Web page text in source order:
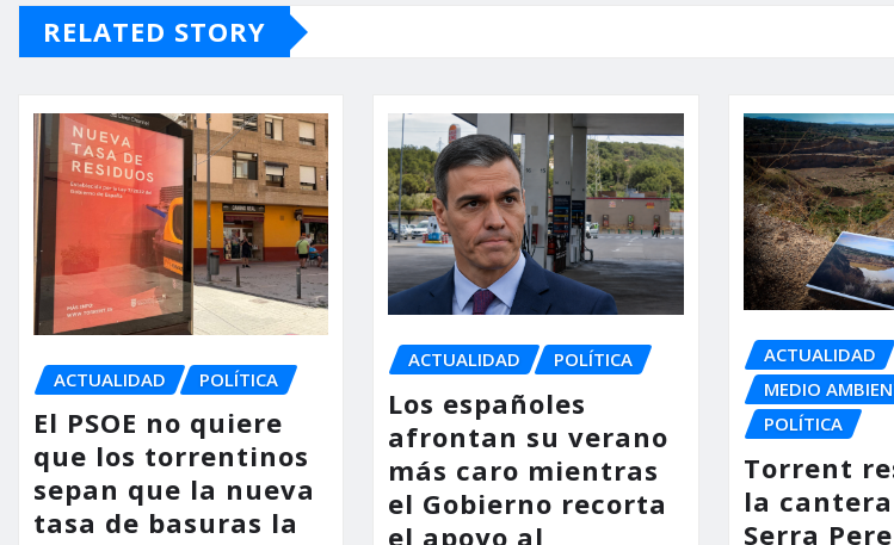
RELATED STORY
ACTUALIDAD POLÍTICA
El PSOE no quiere
que los torrentinos
sepan que la nueva
tasa de basuras la
ACTUALIDAD POLÍTICA
Los españoles
afrontan su verano
más caro mientras
el Gobierno recorta
el apoyo al
ACTUALIDAD
MEDIO
POLÍTICA
Torrent
la
Serra